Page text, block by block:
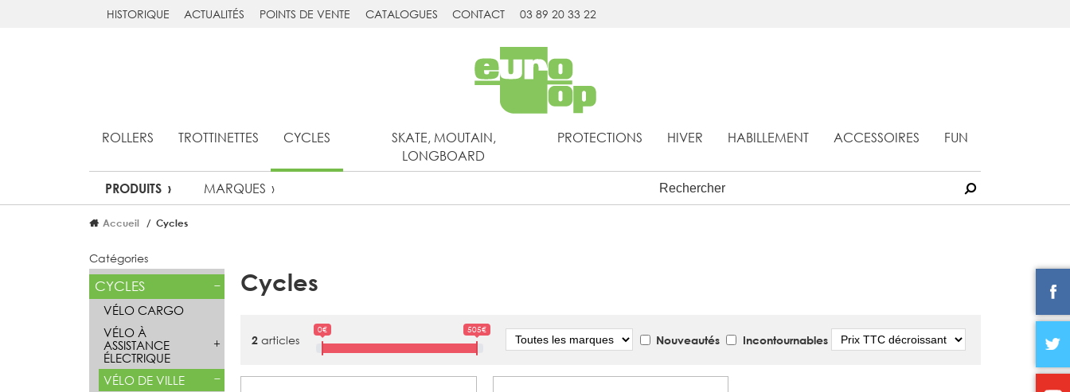
HISTORIQUE ACTUALITÉS POINTS DE VENTE CATALOGUES CONTACT 03 89 20 33 22
ROLLERS TROTTINETTES CYCLES
SKATE, MOUTAIN,
LONGBOARD
PROTECTIONS HIVER HABILLEMENT ACCESSOIRES FUN
PRODUITS MARQUES
Accueil Cycles
Catégories
CYCLES
VÉLO CARGO
VÉLO À
ASSISTANCE
ÉLECTRIQUE
VÉLO DE VILLE
Cycles
2 articles
0€ 505€ Marque Nouveautés Incontournables